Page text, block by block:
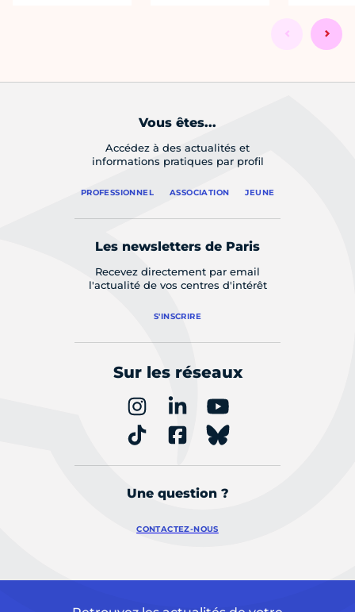
Vous êtes...
Accédez à des actualités et
informations pratiques par profil
PROFESSIONNEL ASSOCIATION JEUNE
Les newsletters de Paris
Recevez directement par email
l'actualité de vos centres d'intérêt
S'INSCRIRE
Sur les réseaux
Une question ?
CONTACTEZ-NOUS